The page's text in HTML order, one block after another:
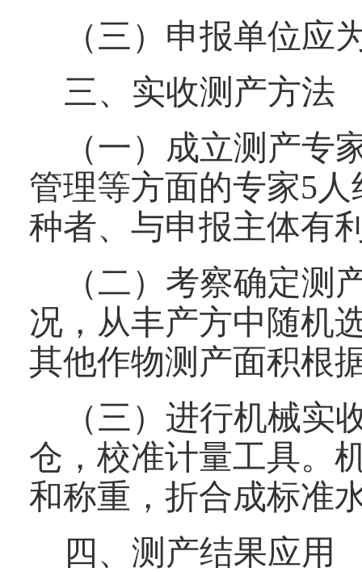
（三）申报单位应
三、实收测产方法
（一）成立测产
管理等方面的专家5
种者、与申报主体有
（二）考察确定
况，从丰产方中随机
其他作物测产面积根
（三）进行机械
仓，校准计量工具。
和称重，折合成标准
四、测产结果应用